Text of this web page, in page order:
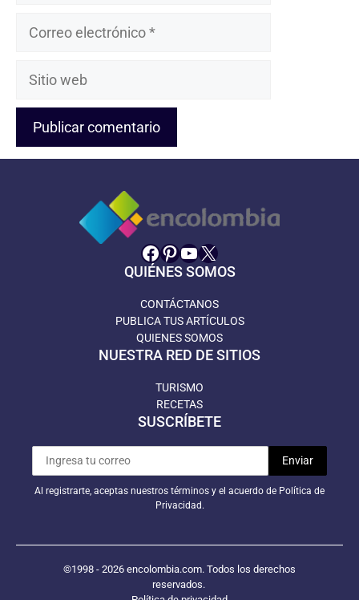
Sitio
Facebook
Pinterest
YouTube
X
QUIÉNES SOMOS
CONTÁCTANOS
PUBLICA TUS ARTÍCULOS
QUIENES SOMOS
NUESTRA RED DE SITIOS
TURISMO
RECETAS
SUSCRÍBETE
Al registrarte, aceptas nuestros términos y el acuerdo de Política de
Privacidad.
©1998 - 2026 encolombia.com. Todos los derechos
reservados.